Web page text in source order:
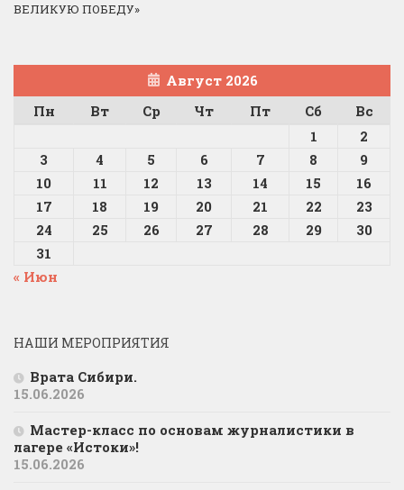
ВЕЛИКУЮ ПОБЕДУ»
Август 2026
Пн
Вт Ср Чт Пт Сб
Вс
1
2
3
4 5 6 7 8
9
10
11 12 13 14 15
16
17
18 19 20 21 22
23
24
25 26 27 28 29
30
31
« Июн
НАШИ МЕРОПРИЯТИЯ
Врата Сибири.
15.06.2026
Мастер-класс по основам журналистики в
лагере «Истоки»!
15.06.2026